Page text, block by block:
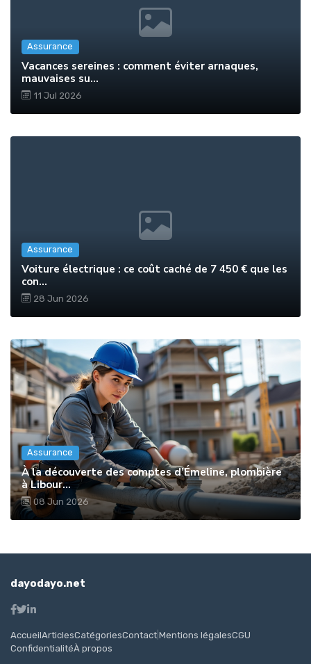
Assurance
Vacances sereines : comment éviter arnaques,
mauvaises su...
11 Jul 2026
Assurance
Voiture électrique : ce coût caché de 7 450 € que les
con...
28 Jun 2026
Assurance
À la découverte des comptes d’Émeline, plombière
à Libour...
08 Jun 2026
dayodayo.net
AccueilArticlesCatégoriesContact Mentions légalesCGU
ConfidentialitéÀ propos